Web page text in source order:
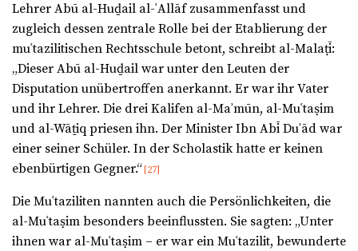
Lehrer Abū al-Huḏail al-ʿAllāf zusammenfasst und
zugleich dessen zentrale Rolle bei der Etablierung der
muʿtazilitischen Rechtsschule betont, schreibt al-Malaṭī:
„Dieser Abū al-Huḏail war unter den Leuten der
Disputation unübertroffen anerkannt. Er war ihr Vater
und ihr Lehrer. Die drei Kalifen al-Maʾmūn, al-Muʿtaṣim
und al-Wāṯiq priesen ihn. Der Minister Ibn Abī Duʾād war
einer seiner Schüler. In der Scholastik hatte er keinen
ebenbürtigen Gegner.“ [27]
Die Muʿtaziliten nannten auch die Persönlichkeiten, die
al-Muʿtaṣim besonders beeinflussten. Sie sagten: „Unter
ihnen war al-Muʿtaṣim – er war ein Muʿtazilit, bewunderte